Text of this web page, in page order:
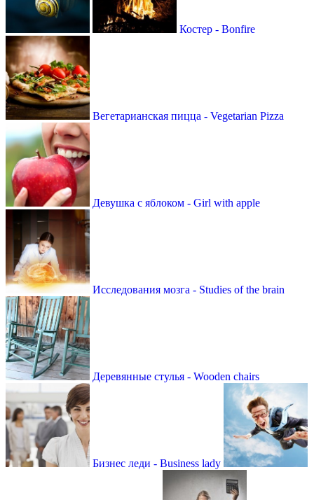
Костер - Bonfire
Вегетарианская пицца - Vegetarian Pizza
Девушка с яблоком - Girl with apple
Исследования мозга - Studies of the brain
Деревянные стулья - Wooden chairs
Бизнес леди - Business lady